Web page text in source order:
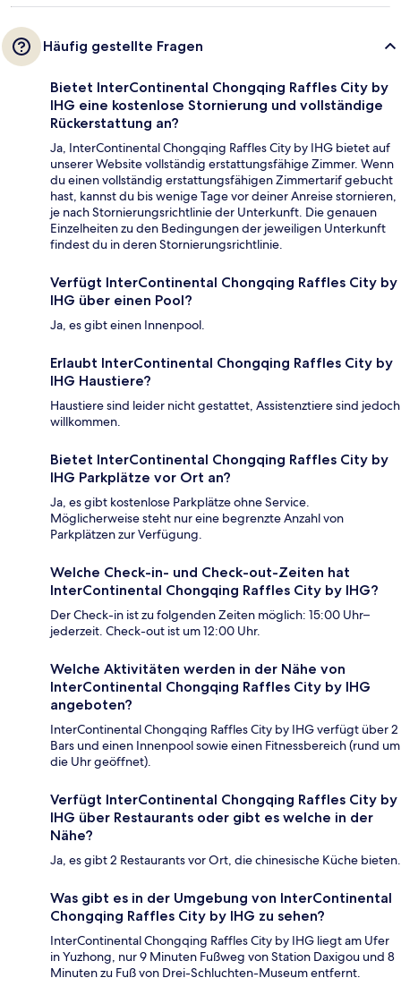
Häufig gestellte Fragen
Bietet InterContinental Chongqing Raffles City by
IHG eine kostenlose Stornierung und vollständige
Rückerstattung an?
Ja, InterContinental Chongqing Raffles City by IHG bietet auf
unserer Website vollständig erstattungsfähige Zimmer. Wenn
du einen vollständig erstattungsfähigen Zimmertarif gebucht
hast, kannst du bis wenige Tage vor deiner Anreise stornieren,
je nach Stornierungsrichtlinie der Unterkunft. Die genauen
Einzelheiten zu den Bedingungen der jeweiligen Unterkunft
findest du in deren Stornierungsrichtlinie.
Verfügt InterContinental Chongqing Raffles City by
IHG über einen Pool?
Ja, es gibt einen Innenpool.
Erlaubt InterContinental Chongqing Raffles City by
IHG Haustiere?
Haustiere sind leider nicht gestattet, Assistenztiere sind jedoch
willkommen.
Bietet InterContinental Chongqing Raffles City by
IHG Parkplätze vor Ort an?
Ja, es gibt kostenlose Parkplätze ohne Service.
Möglicherweise steht nur eine begrenzte Anzahl von
Parkplätzen zur Verfügung.
Welche Check-in- und Check-out-Zeiten hat
InterContinental Chongqing Raffles City by IHG?
Der Check-in ist zu folgenden Zeiten möglich: 15:00 Uhr–
jederzeit. Check-out ist um 12:00 Uhr.
Welche Aktivitäten werden in der Nähe von
InterContinental Chongqing Raffles City by IHG
angeboten?
InterContinental Chongqing Raffles City by IHG verfügt über 2
Bars und einen Innenpool sowie einen Fitnessbereich (rund um
die Uhr geöffnet).
Verfügt InterContinental Chongqing Raffles City by
IHG über Restaurants oder gibt es welche in der
Nähe?
Ja, es gibt 2 Restaurants vor Ort, die chinesische Küche bieten.
Was gibt es in der Umgebung von InterContinental
Chongqing Raffles City by IHG zu sehen?
InterContinental Chongqing Raffles City by IHG liegt am Ufer
in Yuzhong, nur 9 Minuten Fußweg von Station Daxigou und 8
Minuten zu Fuß von Drei-Schluchten-Museum entfernt.